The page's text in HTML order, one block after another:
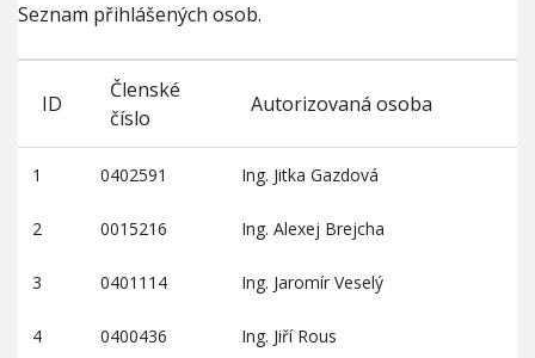
Seznam přihlášených osob.
ID
Členské
číslo
Autorizovaná osoba
1 0402591 Ing. Jitka Gazdová
2 0015216 Ing. Alexej Brejcha
3 0401114 Ing. Jaromír Veselý
4 0400436 Ing. Jiří Rous